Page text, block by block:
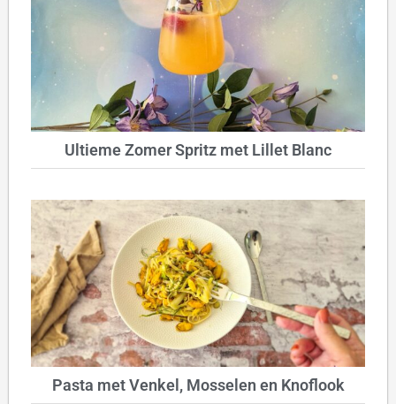
Ultieme Zomer Spritz met Lillet Blanc
Pasta met Venkel, Mosselen en Knoflook